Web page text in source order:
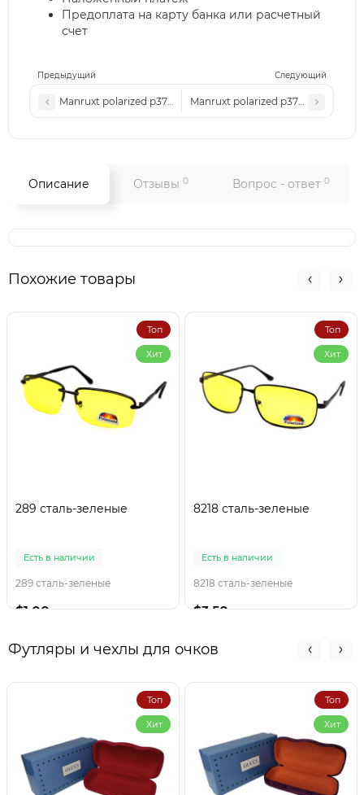
Предыдущий Следующий
Manruxt polarized p3723 c5Manruxt polarized p3723 c1
Предоплата на карту банка или расчетный
счет
Описание Отзывы 0 Вопрос - ответ 0
Похожие товары
Топ
Хит
289 сталь-зеленые
Есть в наличии
289 сталь-зеленые
$1.00
Топ
Хит
8218 сталь-зеленые
Есть в наличии
8218 сталь-зеленые
$3.50
Футляры и чехлы для очков
Топ
Хит
Топ
Хит